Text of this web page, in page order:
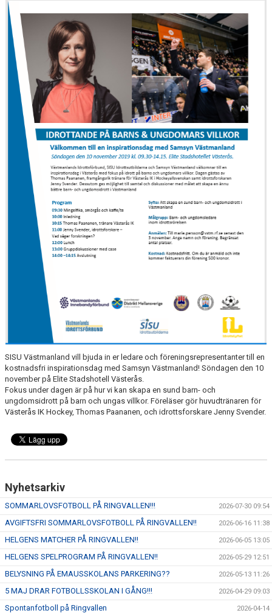
VÅRA LAG/TRÄNARE
NY I BK30
WIMANS MINNESFOND
DOKUMENT
SISU Västmanland vill bjuda in er ledare och föreningsrepresentanter till en
kostnadsfri inspirationsdag med Samsyn Västmanland! Söndagen den 10
november på Elite Stadshotell Västerås.
Fokus under dagen är på hur vi kan skapa en sund barn- och
ungdomsidrott på barn och ungas villkor. Föreläser gör huvudtränaren för
Västerås IK Hockey, Thomas Paananen, och idrottsforskare Jenny Svender.
Nyhetsarkiv
SOMMARLOVSFOTBOLL PÅ RINGVALLEN!!! 2026-07-30 09:54
AVGIFTSFRI SOMMARLOVSFOTBOLL PÅ RINGVALLEN!! 2026-06-16 11:38
HELGENS MATCHER PÅ RINGVALLEN!! 2026-06-05 13:05
HELGENS SPELPROGRAM PÅ RINGVALLEN!! 2026-05-29 12:51
BELYSNING PÅ EMAUSSKOLANS PARKERING?? 2026-05-13 11:26
5 MAJ DRAR FOTBOLLSSKOLAN I GÅNG!!! 2026-04-29 09:03
Spontanfotboll på Ringvallen 2026-04-14